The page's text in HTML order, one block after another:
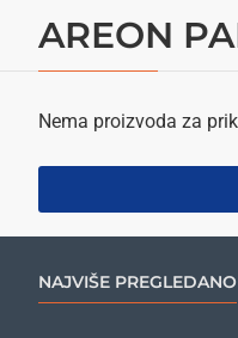
AREON
Nema proizvoda za
NAJVIŠE PREGLEDANO